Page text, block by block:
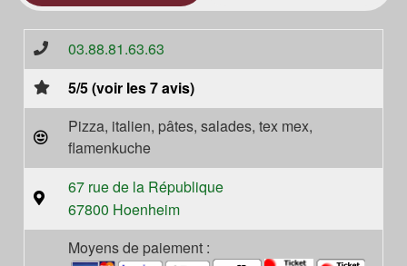
03.88.81.63.63
5/5 (voir les 7 avis)
Pizza, italien, pâtes, salades, tex mex,
flamenkuche
67 rue de la République
67800 Hoenheim
Moyens de paiement :